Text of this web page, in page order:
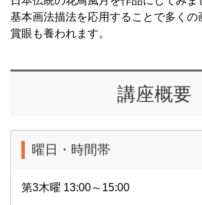
基本画法描法を応用することで多くの
賞眼も養われます。
講座概要
曜日・時間帯
第3木曜 13:00～15:00